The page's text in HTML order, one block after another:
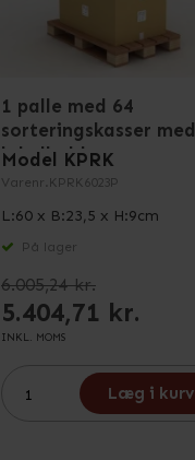
1 palle med 64
sorteringskasser med
labelholdere
Model KPRK
Varenr. KPRK6023P
L:60 x B:23,5 x H:9cm
På lager
6.005,24 kr.
5.404,71 kr.
INKL. MOMS
Læg i kurv